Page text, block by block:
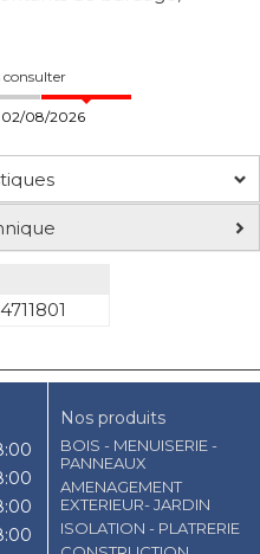
consulter
02/08/2026
Nos produits
BOIS - MENUISERIE -
PANNEAUX
AMENAGEMENT
EXTERIEUR- JARDIN
ISOLATION - PLATRERIE